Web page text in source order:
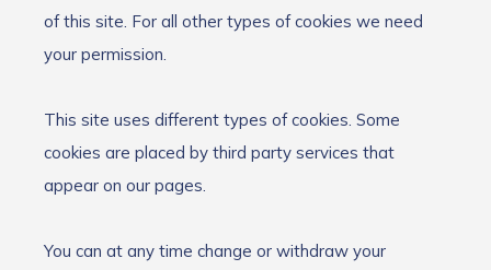
of this site. For all other types of cookies we need
your permission.
This site uses different types of cookies. Some
cookies are placed by third party services that
appear on our pages.
You can at any time change or withdraw your